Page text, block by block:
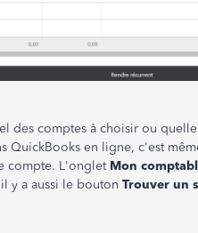
des comptes à choisir ou
QuickBooks en ligne, c'est
compte. L'onglet Mon
y a aussi le bouton Trouver un